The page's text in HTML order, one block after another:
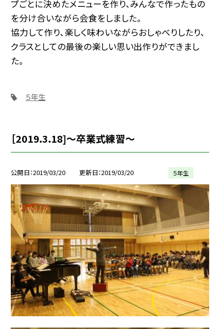
プごとに決めたメニューを作り、みんなで作ったもの
を分け合いながら会食をしました。
協力して作り、楽しく味わいながらおしゃべりしたり、
クラスとしての最後の楽しい思い出作りができまし
た。
５年生
［2019.3.18]〜卒業式練習〜
公開日 2019/03/20 更新日 2019/03/20 ５年生